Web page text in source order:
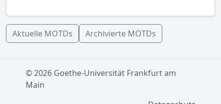
Aktuelle MOTDs Archivierte MOTDs
© 2026 Goethe-Universität Frankfurt am
Main